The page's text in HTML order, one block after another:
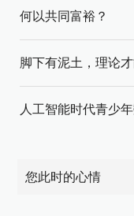
何以共同富裕？
脚下有泥土，理论
人工智能时代青少
您此时的心情